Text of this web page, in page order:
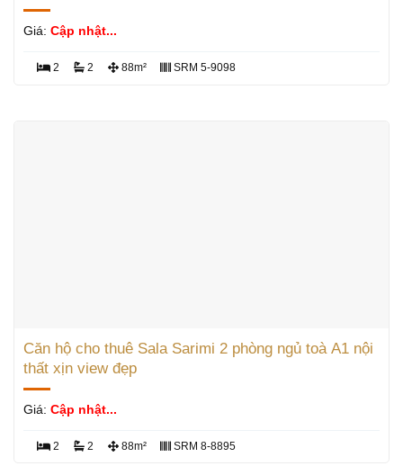
Giá: Cập nhật...
2 2 88m² SRM 5-9098
Căn hộ cho thuê Sala Sarimi 2 phòng ngủ toà A1 nội
thất xịn view đẹp
Giá: Cập nhật...
2 2 88m² SRM 8-8895